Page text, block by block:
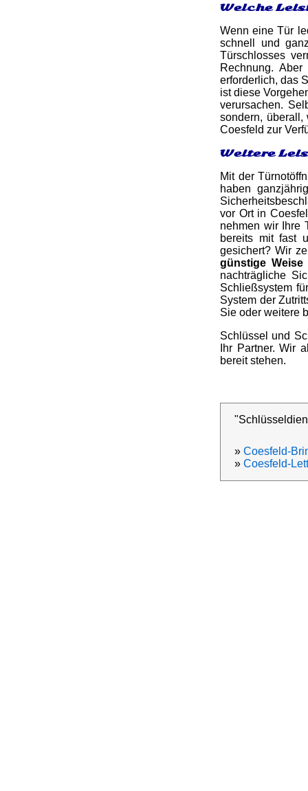
Welche
Wenn eine Tür
schnell und
Türschlosses
Rechnung.
erforderlich, das
ist diese
verursachen.
sondern, überall,
Coesfeld zur
Weitere
Mit der
haben
vor Ort in
nehmen wir Ihre
bereits mit fast
gesichert? Wir
günstige
nachträgliche
Schließsystem
System der
Sie oder weitere
Schlüssel und
Ihr Partner. Wir
bereit stehen.
» Coesfeld-
» Coesfeld-